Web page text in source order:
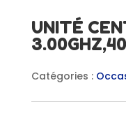
UNITÉ
Catégories :